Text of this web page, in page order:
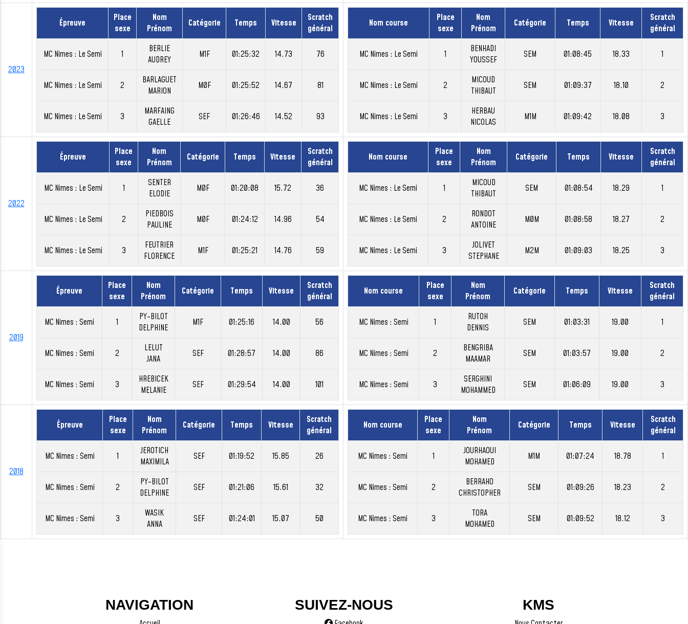
2023
Épreuve
Place
sexe
Nom
Prénom
Catégorie Temps Vitesse
Scratch
général
MC Nimes : Le Semi 1
BERLIE
AUDREY
M1F 01:25:32 14.73 76
MC Nimes : Le Semi 2
BARLAGUET
MARION
M0F 01:25:52 14.67 81
MC Nimes : Le Semi 3
MARFAING
GAELLE
SEF 01:26:46 14.52 93
Nom course
Place
sexe
Nom
Prénom
Catégorie Temps Vitesse
Scratch
général
MC Nimes : Le Semi 1
BENHADI
YOUSSEF
SEM 01:08:45 18.33 1
MC Nimes : Le Semi 2
MICOUD
THIBAUT
SEM 01:09:37 18.10 2
MC Nimes : Le Semi 3
HERBAU
NICOLAS
M1M 01:09:42 18.08 3
2022
Épreuve
Place
sexe
Nom
Prénom
Catégorie Temps Vitesse
Scratch
général
MC Nimes : Le Semi 1
SENTER
ELODIE
M0F 01:20:08 15.72 36
MC Nimes : Le Semi 2
PIEDBOIS
PAULINE
M0F 01:24:12 14.96 54
MC Nimes : Le Semi 3
FEUTRIER
FLORENCE
M1F 01:25:21 14.76 59
Nom course
Place
sexe
Nom
Prénom
Catégorie Temps Vitesse
Scratch
général
MC Nimes : Le Semi 1
MICOUD
THIBAUT
SEM 01:08:54 18.29 1
MC Nimes : Le Semi 2
RONDOT
ANTOINE
M0M 01:08:58 18.27 2
MC Nimes : Le Semi 3
JOLIVET
STEPHANE
M2M 01:09:03 18.25 3
2019
Épreuve
Place
sexe
Nom
Prénom
Catégorie Temps Vitesse
Scratch
général
MC Nimes : Semi 1
PY-BILOT
DELPHINE
M1F 01:25:16 14.00 56
MC Nimes : Semi 2
LELUT
JANA
SEF 01:28:57 14.00 86
MC Nimes : Semi 3
HREBICEK
MELANIE
SEF 01:29:54 14.00 101
Nom course
Place
sexe
Nom
Prénom
Catégorie Temps Vitesse
Scratch
général
MC Nimes : Semi 1
RUTOH
DENNIS
SEM 01:03:31 19.00 1
MC Nimes : Semi 2
BENGRIBA
MAAMAR
SEM 01:03:57 19.00 2
MC Nimes : Semi 3
SERGHINI
MOHAMMED
SEM 01:06:09 19.00 3
2018
Épreuve
Place
sexe
Nom
Prénom
Catégorie Temps Vitesse
Scratch
général
MC Nimes : Semi 1
JEROTICH
MAXIMILA
SEF 01:19:52 15.85 26
MC Nimes : Semi 2
PY-BILOT
DELPHINE
SEF 01:21:06 15.61 32
MC Nimes : Semi 3
WASIK
ANNA
SEF 01:24:01 15.07 50
Nom course
Place
sexe
Nom
Prénom
Catégorie Temps Vitesse
Scratch
général
MC Nimes : Semi 1
JOURHAOUI
MOHAMED
M1M 01:07:24 18.78 1
MC Nimes : Semi 2
BERRAHO
CHRISTOPHER
SEM 01:09:26 18.23 2
MC Nimes : Semi 3
TORA
MOHAMED
SEM 01:09:52 18.12 3
NAVIGATION SUIVEZ-NOUS KMS